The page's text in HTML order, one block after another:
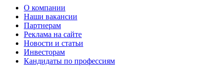
О компании
Наши вакансии
Партнерам
Реклама на сайте
Новости и статьи
Инвесторам
Кандидаты по профессиям